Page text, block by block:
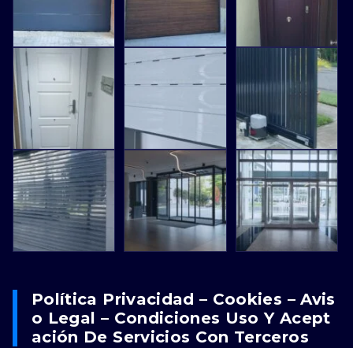
Política Privacidad – Cookies – Avis
O Legal – Condiciones Uso Y Acept
Ación De Servicios Con Terceros